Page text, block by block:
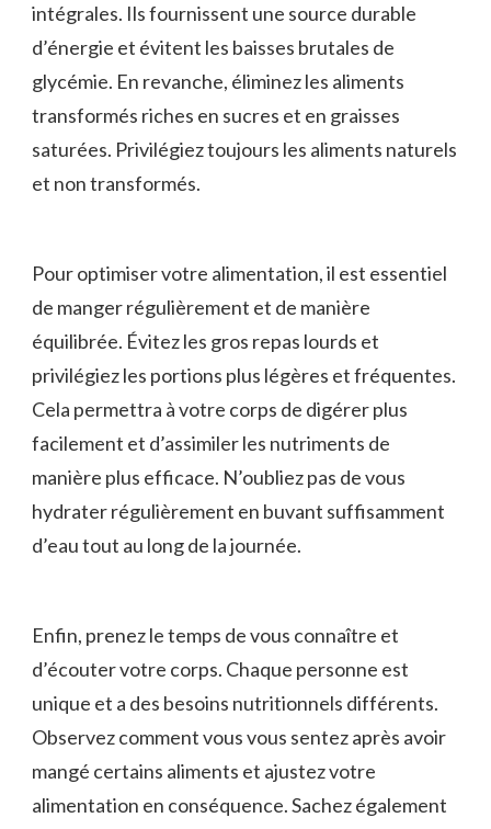
intégrales. Ils fournissent une source durable⁣
d’énergie et évitent les baisses brutales de
glycémie. En revanche, éliminez les aliments
transformés riches en‍ sucres et en graisses
saturées. Privilégiez toujours​ les aliments naturels
et non ‍transformés.
Pour optimiser votre ⁢alimentation, il est‌ essentiel
de ⁣manger régulièrement et de manière
équilibrée.⁤ Évitez les gros repas lourds et ​
privilégiez les portions ⁤plus légères et fréquentes.
Cela permettra à‍ votre​ corps ⁤de digérer ​plus
facilement et d’assimiler‍ les nutriments de
manière plus efficace. N’oubliez pas de⁤ vous
hydrater ⁢régulièrement en buvant suffisamment
‍d’eau tout au long de la journée.
Enfin, prenez le temps de vous connaître ⁢et
⁣d’écouter votre corps. ​Chaque personne est
unique et a ⁢des​ besoins nutritionnels différents.⁢
Observez comment vous vous ‍sentez ⁣après avoir
mangé certains aliments‍ et ajustez votre
alimentation en conséquence. Sachez également